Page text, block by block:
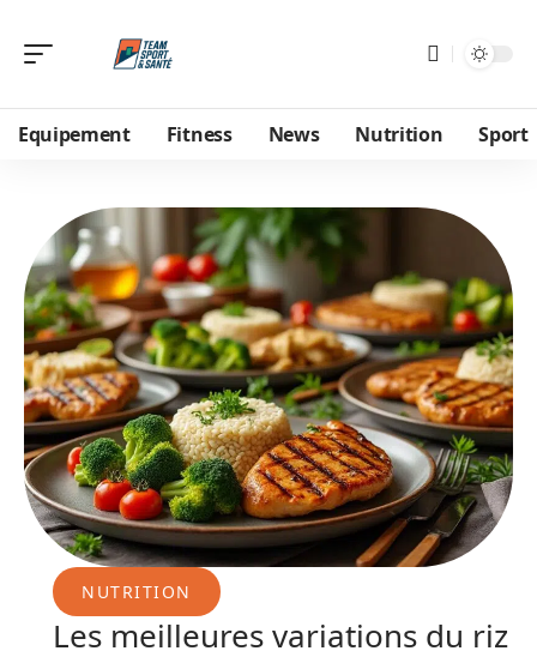
Equipement Fitness News Nutrition Sport
NUTRITION
Les meilleures variations du riz